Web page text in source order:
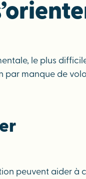
le plus
manque de
peuvent aider